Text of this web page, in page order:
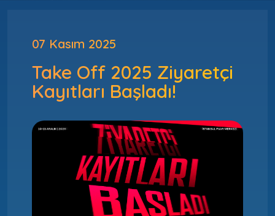
07 Kasım 2025
Take Off 2025 Ziyaretçi
Kayıtları Başladı!